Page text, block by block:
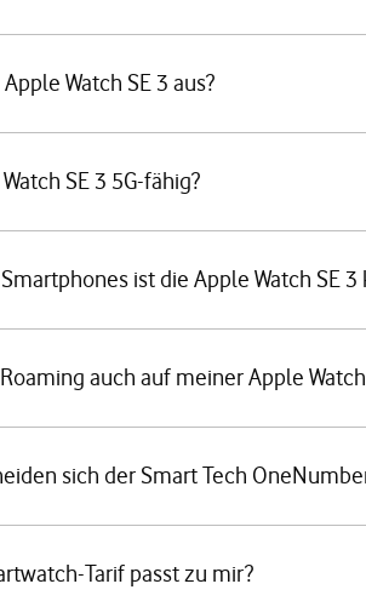
Watch SE 3 aus?
SE 3 5G-fähig?
ist die Apple Watch SE
auch auf meiner Apple Watch
sich der Smart Tech
Tarif passt zu mir?